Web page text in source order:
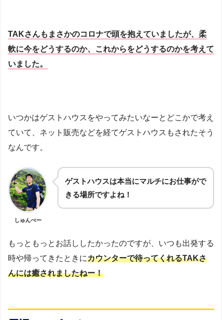
TAKさんもまさかのコロナで頭を抱えていましたが、柔
軟に今をどうするのか、これからをどうするのかを考えて
いました。
いつかはゲストハウスをやってみたいなーとどこかで考え
ていて、ネット販売などを経てゲストハウスもされたそう
なんです。
しゅんぺー
ゲストハウスは本当にマルチにお仕事がで
きる場所ですよね！
もっともっとお話ししたかったのですが、いつも出発する
時や帰ってきたときにカウンターで待ってくれるTAKさ
んには癒されましたねー！